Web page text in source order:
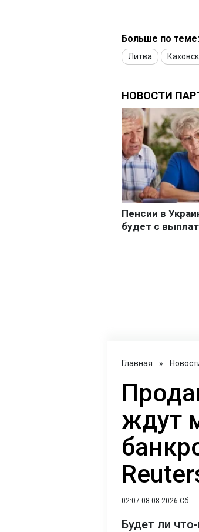
Больше по теме:
Литва
Главная »
ждут
02:07 08.08.2026 Сб
Будет ли